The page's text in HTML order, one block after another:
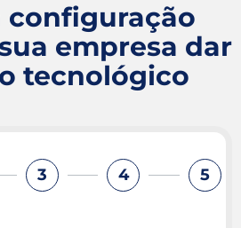
configuração
empresa dar
tecnológico
3 4 5